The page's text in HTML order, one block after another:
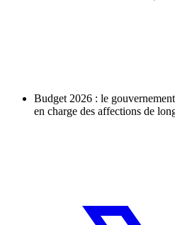
Budget 2026 : le
en charge des affections de